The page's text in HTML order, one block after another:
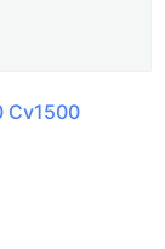
Cv1500